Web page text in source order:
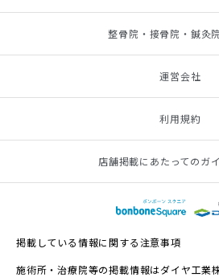
整骨院・接骨院・鍼灸
運営会社
利用規約
店舗掲載にあたってのガ
掲載している情報に関する注意事項
施術所・治療院等の掲載情報はダイヤ工業